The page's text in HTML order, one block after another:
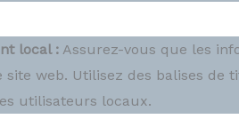
local :Assurez-vous que les
web. Utilisez des balises
utilisateurs locaux.